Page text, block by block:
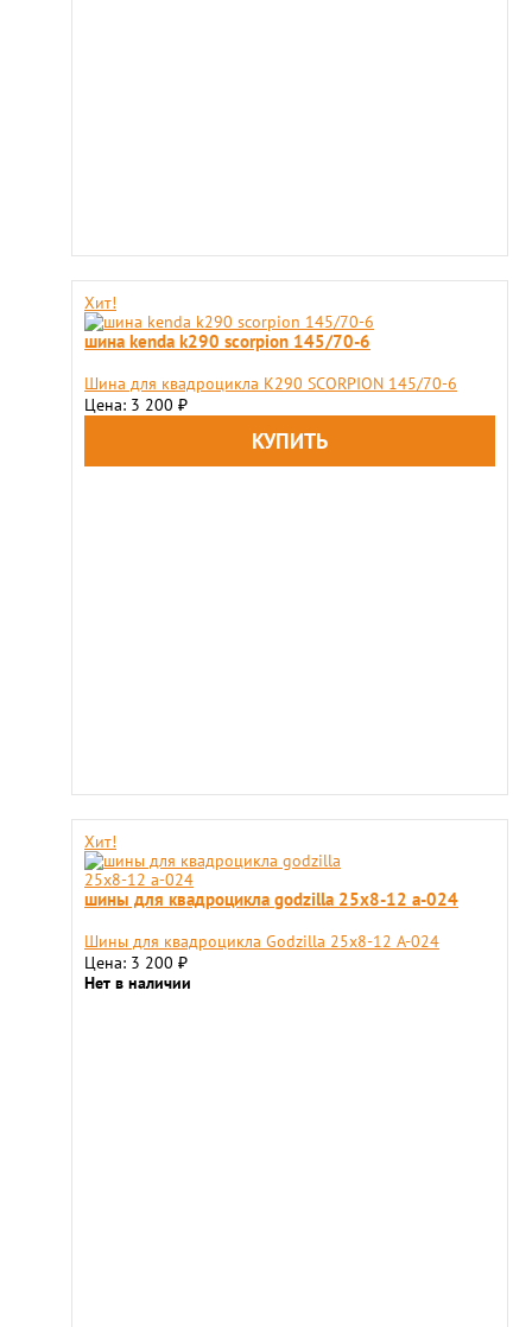
Хит!
шина kenda k290 scorpion 145/70-6
Шина для квадроцикла K290 SCORPION 145/70-6
Цена: 3 200 ₽
Хит!
шины для квадроцикла godzilla 25х8-12 a-024
Шины для квадроцикла Godzilla 25х8-12 A-024
Цена: 3 200 ₽
Нет в наличии